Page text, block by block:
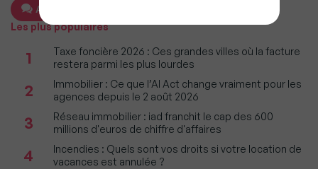
Ajouter un commentaire
Les plus populaires
1
Taxe foncière 2026 : Ces grandes villes où la facture
restera parmi les plus lourdes
2
Immobilier : Ce que l’AI Act change vraiment pour les
agences depuis le 2 août 2026
3
Réseau immobilier : iad franchit le cap des 600
millions d'euros de chiffre d'affaires
4
Incendies : Quels sont vos droits si votre location de
vacances est annulée ?